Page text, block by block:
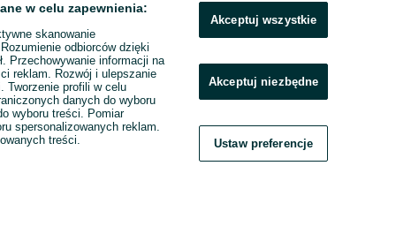
w celu zapewnienia:
skanowanie
odbiorców dzięki
Przechowywanie informacji na
reklam. Rozwój i ulepszanie
Tworzenie profili w celu
danych do wyboru
wyboru treści. Pomiar
spersonalizowanych reklam.
treści.
Akceptuj wszystkie
Akceptuj niezbędne
Ustaw preferencje